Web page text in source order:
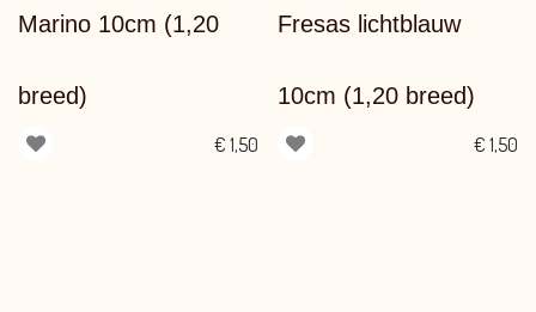
Marino 10cm (1,20
breed)
€ 1,50
Fresas lichtblauw
10cm (1,20 breed)
€ 1,50